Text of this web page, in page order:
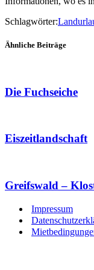
Schlagwörter:
Ähnliche Beiträge
Die Fuchseiche
Eiszeitlandschaft
Greifswald –
Impressum